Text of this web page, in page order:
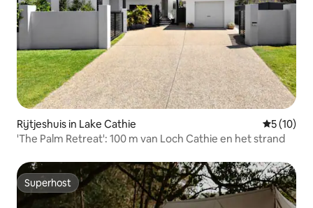
Rijtjeshuis in Lake Cathie
5 (10)
'The Palm Retreat': 100 m van Loch Cathie en het strand
Superhost
Superhost